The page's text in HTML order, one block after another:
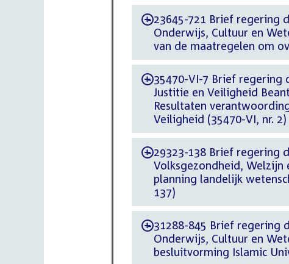
-23645-721 Brief regering
Onderwijs, Cultuur en
van de maatregelen om
-35470-VI-7 Brief regering
Justitie en Veiligheid
Resultaten
Veiligheid (35470-VI, nr. 2)
-29323-138 Brief regering
Volksgezondheid, Welzijn
planning landelijk
137)
-31288-845 Brief regering
Onderwijs, Cultuur en
besluitvorming Islamic